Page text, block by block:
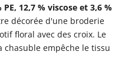
PE, 12,7 % viscose et 3,6 %
décorée d'une broderie
floral avec des croix. Le
empêche le tissu